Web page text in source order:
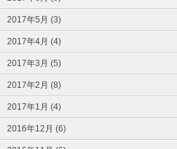
2017年5月 (3)
2017年4月 (4)
2017年3月 (5)
2017年2月 (8)
2017年1月 (4)
2016年12月 (6)